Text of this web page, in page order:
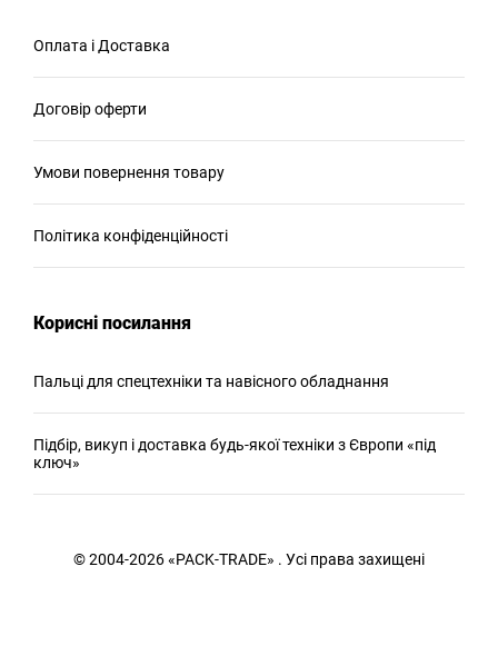
Оплата і Доставка
Договір оферти
Умови повернення товару
Політика конфіденційності
Корисні посилання
Пальці для спецтехніки та навісного обладнання
Підбір, викуп і доставка будь-якої техніки з Європи «під
ключ»
© 2004-2026 «PACK-TRADE» . Усі права захищені